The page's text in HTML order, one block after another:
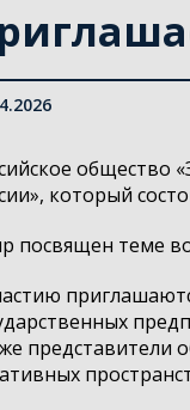
общество
который
посвящен теме
представители